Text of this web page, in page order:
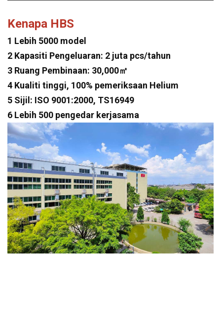
Kenapa HBS
1 Lebih 5000 model
2 Kapasiti Pengeluaran: 2 juta pcs/tahun
3 Ruang Pembinaan: 30,000㎡
4 Kualiti tinggi, 100% pemeriksaan Helium
5 Sijil: ISO 9001:2000, TS16949
6 Lebih 500 pengedar kerjasama